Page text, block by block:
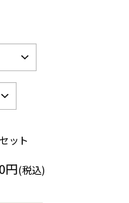
セット
円(税込)